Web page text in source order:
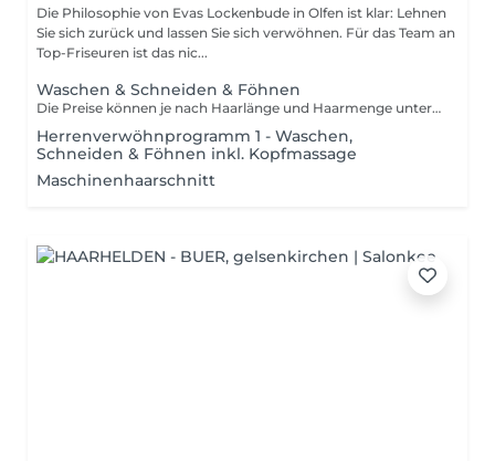
Die Philosophie von Evas Lockenbude in Olfen ist klar: Lehnen
Sie sich zurück und lassen Sie sich verwöhnen. Für das Team an
Top-Friseuren ist das nic...
Waschen & Schneiden & Föhnen
Die Preise können je nach Haarlänge und Haarmenge unterschiedlich sein. Um dir einen genauen Kostenvoranschlag zu machen, müssen wir uns deine Haare und deine Wünsche mal persönlich anschauen.
Herrenverwöhnprogramm 1 - Waschen,
Schneiden & Föhnen inkl. Kopfmassage
Maschinenhaarschnitt